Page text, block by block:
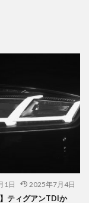
1日 2025年7月4日
】ティグアンTDIか